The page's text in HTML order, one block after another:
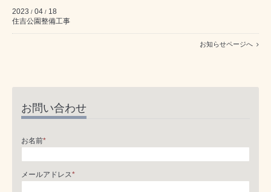
2023 / 04 / 18
住吉公園整備工事
お知らせページへ
お問い合わせ
お名前*
メールアドレス*